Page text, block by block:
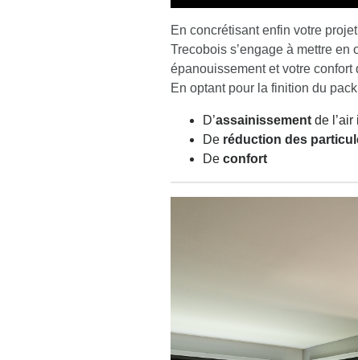
En concrétisant enfin votre
Trecobois s’engage à mettre
épanouissement et votre confort
En optant pour la finition du
D’assainissement de l’air
De réduction des
De confort